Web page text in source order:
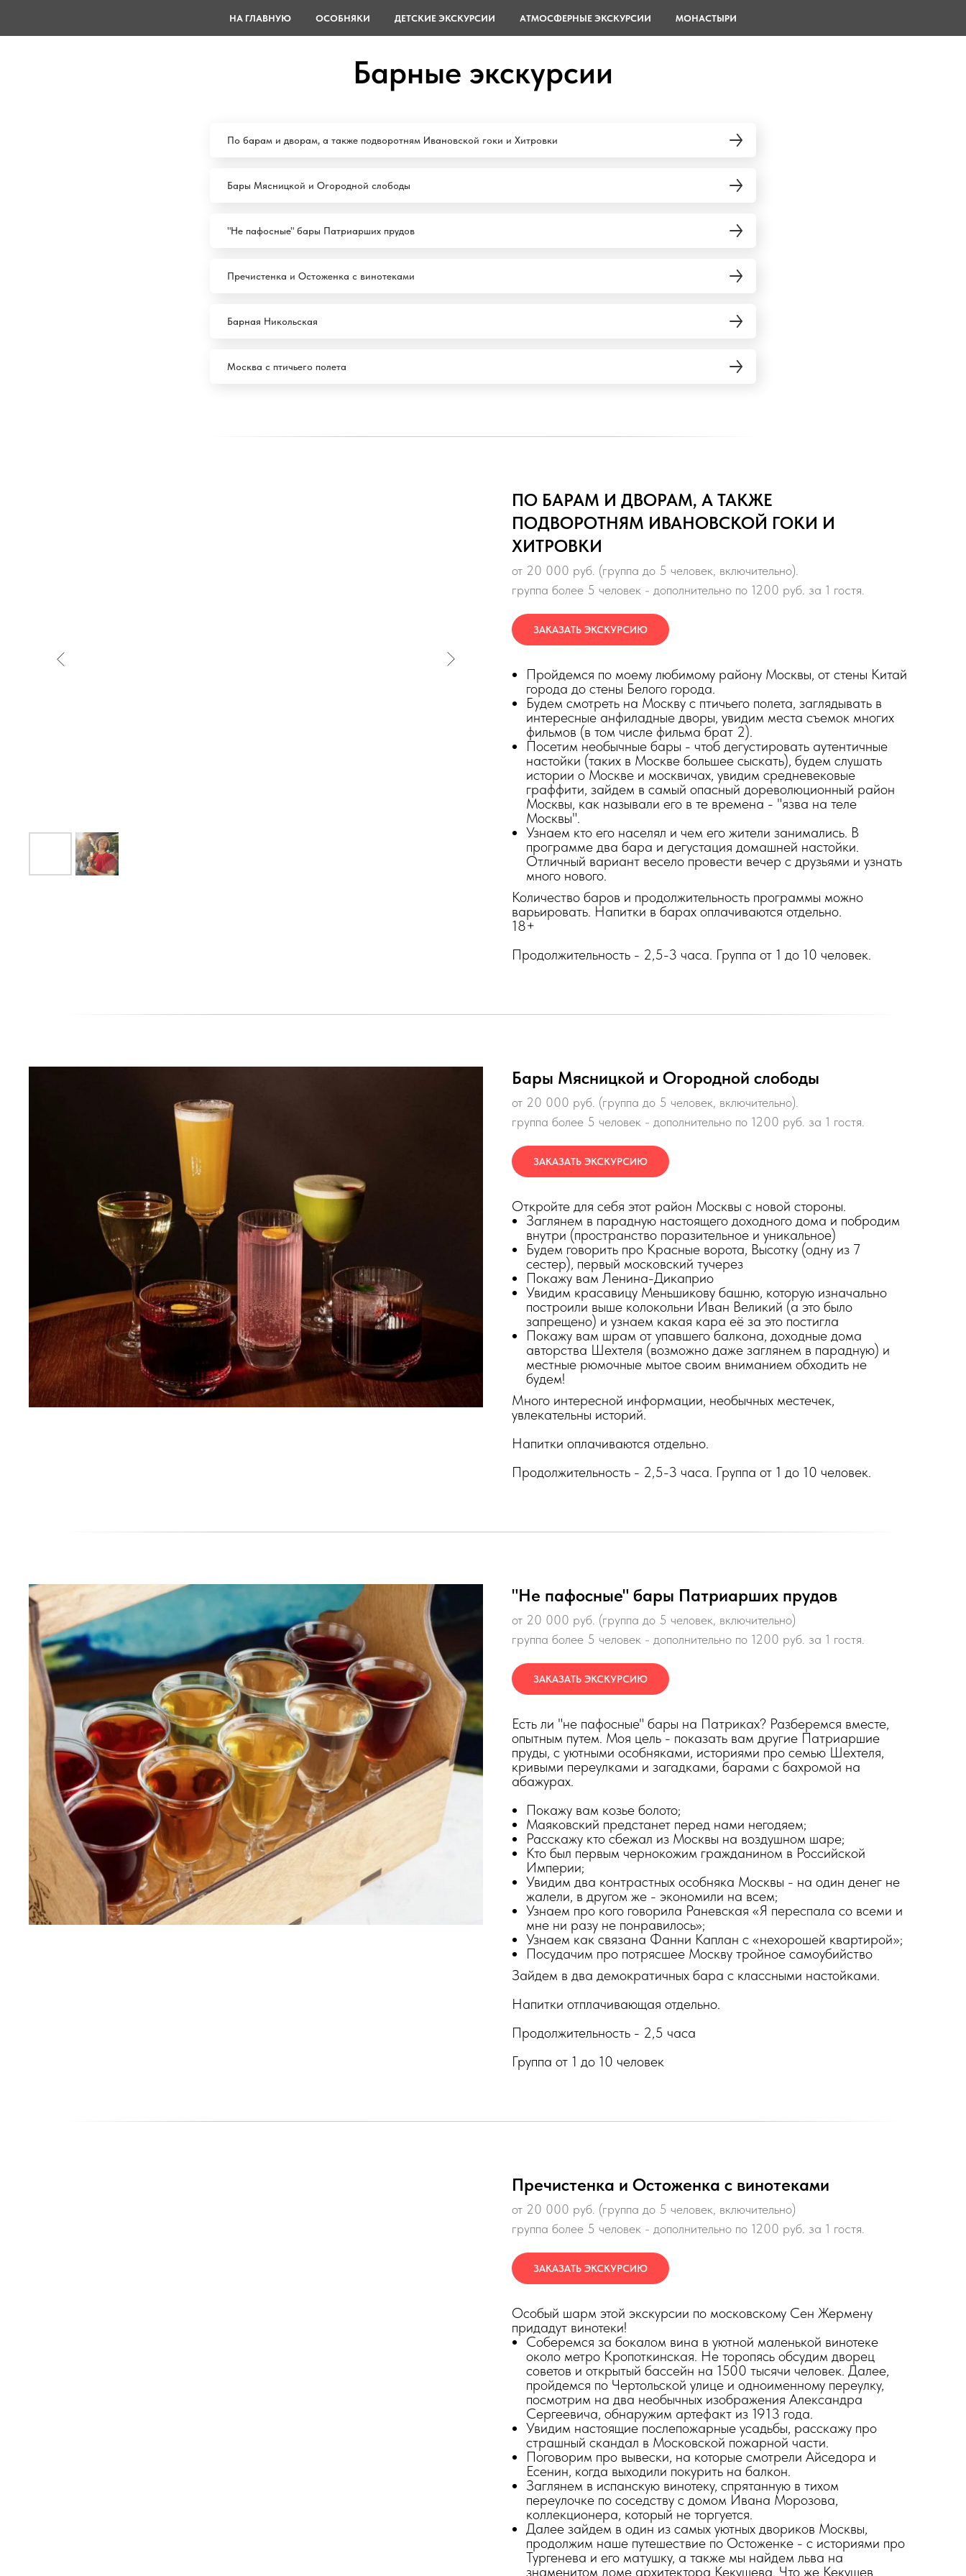
НА ГЛАВНУЮ ОСОБНЯКИ ДЕТСКИЕ ЭКСКУРСИИ АТМОСФЕРНЫЕ ЭКСКУРСИИ МОНАСТЫРИ
Барные экскурсии
По барам и дворам, а также подворотням Ивановской гоки и Хитровки
Бары Мясницкой и Огородной слободы
"Не пафосные" бары Патриарших прудов
Пречистенка и Остоженка с винотеками
Барная Никольская
Москва с птичьего полета
ПО БАРАМ И ДВОРАМ, А ТАКЖЕ
ПОДВОРОТНЯМ ИВАНОВСКОЙ ГОКИ И
ХИТРОВКИ
от 20 000 руб. (группа до 5 человек, включительно).
группа более 5 человек - дополнительно по 1200 руб. за 1 гостя.
ЗАКАЗАТЬ ЭКСКУРСИЮ
Пройдемся по моему любимому району Москвы, от стены Китай
города до стены Белого города.
Будем смотреть на Москву с птичьего полета, заглядывать в
интересные анфиладные дворы, увидим места съемок многих
фильмов (в том числе фильма брат 2).
Посетим необычные бары - чтоб дегустировать аутентичные
настойки (таких в Москве большее сыскать), будем слушать
истории о Москве и москвичах, увидим средневековые
граффити, зайдем в самый опасный дореволюционный район
Москвы, как называли его в те времена - "язва на теле
Москвы".
Узнаем кто его населял и чем его жители занимались. В
программе два бара и дегустация домашней настойки.
Отличный вариант весело провести вечер с друзьями и узнать
много нового.
Количество баров и продолжительность программы можно
варьировать. Напитки в барах оплачиваются отдельно.
18+
Продолжительность - 2,5-3 часа. Группа от 1 до 10 человек.
Бары Мясницкой и Огородной слободы
от 20 000 руб. (группа до 5 человек, включительно).
группа более 5 человек - дополнительно по 1200 руб. за 1 гостя.
ЗАКАЗАТЬ ЭКСКУРСИЮ
Откройте для себя этот район Москвы с новой стороны.
Заглянем в парадную настоящего доходного дома и побродим
внутри (пространство поразительное и уникальное)
Будем говорить про Красные ворота, Высотку (одну из 7
сестер), первый московский тучерез
Покажу вам Ленина-Дикаприо
Увидим красавицу Меньшикову башню, которую изначально
построили выше колокольни Иван Великий (а это было
запрещено) и узнаем какая кара её за это постигла
Покажу вам шрам от упавшего балкона, доходные дома
авторства Шехтеля (возможно даже заглянем в парадную) и
местные рюмочные мытое своим вниманием обходить не
будем!
Много интересной информации, необычных местечек,
увлекательны историй.
Напитки оплачиваются отдельно.
Продолжительность - 2,5-3 часа. Группа от 1 до 10 человек.
"Не пафосные" бары Патриарших прудов
от 20 000 руб. (группа до 5 человек, включительно)
группа более 5 человек - дополнительно по 1200 руб. за 1 гостя.
ЗАКАЗАТЬ ЭКСКУРСИЮ
Есть ли "не пафосные" бары на Патриках? Разберемся вместе,
опытным путем. Моя цель - показать вам другие Патриаршие
пруды, с уютными особняками, историями про семью Шехтеля,
кривыми переулками и загадками, барами с бахромой на
абажурах.
Покажу вам козье болото;
Маяковский предстанет перед нами негодяем;
Расскажу кто сбежал из Москвы на воздушном шаре;
Кто был первым чернокожим гражданином в Российской
Империи;
Увидим два контрастных особняка Москвы - на один денег не
жалели, в другом же - экономили на всем;
Узнаем про кого говорила Раневская «Я переспала со всеми и
мне ни разу не понравилось»;
Узнаем как связана Фанни Каплан с «нехорошей квартирой»;
Посудачим про потрясшее Москву тройное самоубийство
Зайдем в два демократичных бара с классными настойками.
Напитки отплачивающая отдельно.
Продолжительность - 2,5 часа
Группа от 1 до 10 человек
Пречистенка и Остоженка с винотеками
от 20 000 руб. (группа до 5 человек, включительно)
группа более 5 человек - дополнительно по 1200 руб. за 1 гостя.
ЗАКАЗАТЬ ЭКСКУРСИЮ
Особый шарм этой экскурсии по московскому Сен Жермену
придадут винотеки!
Соберемся за бокалом вина в уютной маленькой винотеке
около метро Кропоткинская. Не торопясь обсудим дворец
советов и открытый бассейн на 1500 тысячи человек. Далее,
пройдемся по Чертольской улице и одноименному переулку,
посмотрим на два необычных изображения Александра
Сергеевича, обнаружим артефакт из 1913 года.
Увидим настоящие послепожарные усадьбы, расскажу про
страшный скандал в Московской пожарной части.
Поговорим про вывески, на которые смотрели Айседора и
Есенин, когда выходили покурить на балкон.
Заглянем в испанскую винотеку, спрятанную в тихом
переулочке по соседству с домом Ивана Морозова,
коллекционера, который не торгуется.
Далее зайдем в один из самых уютных двориков Москвы,
продолжим наше путешествие по Остоженке - с историями про
Тургенева и его матушку, а также мы найдем льва на
знаменитом доме архитектора Кекушева. Что же Кекушев